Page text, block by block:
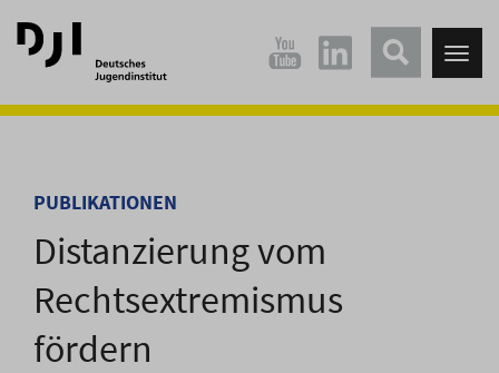
Direkt
zum
Hauptinhalt
Direkt
zum
Hauptmenü
PUBLIKATIONEN
Distanzierung vom
Rechtsextremismus
fördern